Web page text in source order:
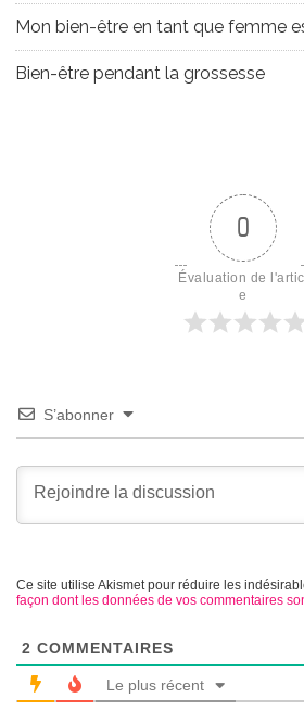
Mon bien-être en tant que femme
Bien-être pendant la grossesse
0
Évaluation de l'articl
e
S’abonner
Ce site utilise Akismet pour réduire les
façon dont les données de vos commentaires
2 COMMENTAIRES
Le plus récent